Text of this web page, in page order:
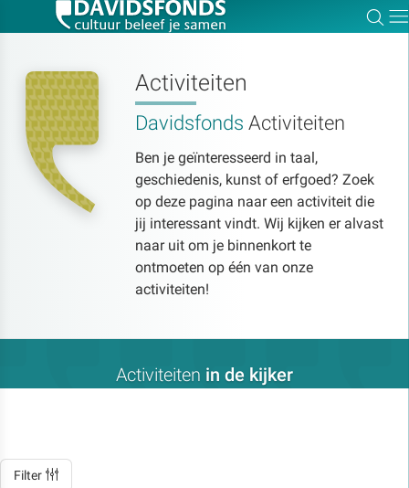
Activiteiten
Davidsfonds Activiteiten
Ben je geïnteresseerd in taal,
geschiedenis, kunst of erfgoed? Zoek
op deze pagina naar een activiteit die
jij interessant vindt. Wij kijken er alvast
naar uit om je binnenkort te
ontmoeten op één van onze
activiteiten!
Activiteiten in de kijker
Filter
Zoek:
Zoeken